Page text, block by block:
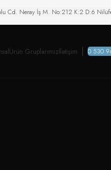
Cd. Neray İş M. No:212 K:2 D:6
Ürün Gruplarımızİletişim 0 530